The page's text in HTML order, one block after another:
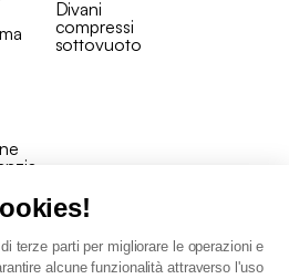
terze parti per migliorare le operazioni e
alcune funzionalità attraverso l'uso
Divani
compressi
sottovuoto